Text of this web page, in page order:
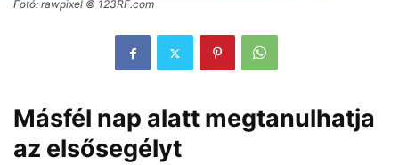
Fotó: rawpixel © 123RF.com
Másfél nap alatt megtanulhatja
az elsősegélyt